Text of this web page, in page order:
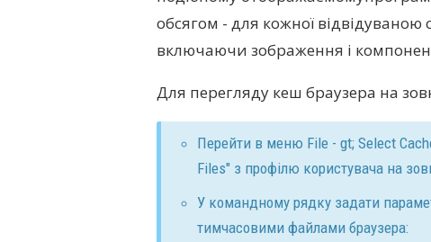
обсягом - для кожної
включаючи зображення і
Для перегляду кеш браузера на
Перейти в меню File - gt; Select
Files" з профілю користувача на
У командному рядку задати
тимчасовими файлами браузера: